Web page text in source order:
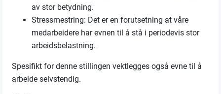
av stor betydning.
Stressmestring: Det er en forutsetning at våre
medarbeidere har evnen til å stå i periodevis stor
arbeidsbelastning.
Spesifikt for denne stillingen vektlegges også evne til å
arbeide selvstendig.